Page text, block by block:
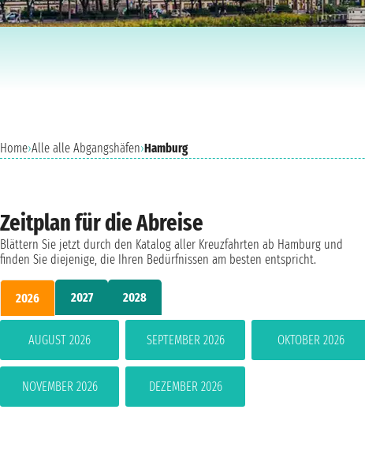
Home›Alle alle Abgangshäfen›Hamburg
Zeitplan für die Abreise
Blättern Sie jetzt durch den Katalog aller Kreuzfahrten ab Hamburg und
finden Sie diejenige, die Ihren Bedürfnissen am besten entspricht.
2026 2027 2028
AUGUST 2026 SEPTEMBER 2026 OKTOBER 2026
NOVEMBER 2026 DEZEMBER 2026